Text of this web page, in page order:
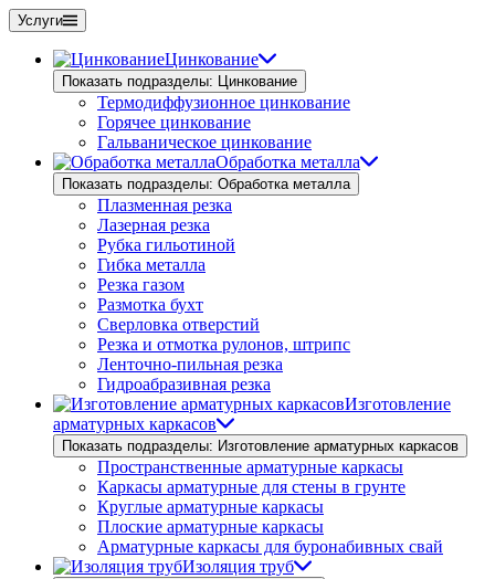
Услуги
Цинкование
Показать подразделы: Цинкование
Термодиффузионное цинкование
Горячее цинкование
Гальваническое цинкование
Обработка металла
Показать подразделы: Обработка металла
Плазменная резка
Лазерная резка
Рубка гильотиной
Гибка металла
Резка газом
Размотка бухт
Сверловка отверстий
Резка и отмотка рулонов, штрипс
Ленточно-пильная резка
Гидроабразивная резка
Изготовление
арматурных каркасов
Показать подразделы: Изготовление арматурных каркасов
Пространственные арматурные каркасы
Каркасы арматурные для стены в грунте
Круглые арматурные каркасы
Плоские арматурные каркасы
Арматурные каркасы для буронабивных свай
Изоляция труб